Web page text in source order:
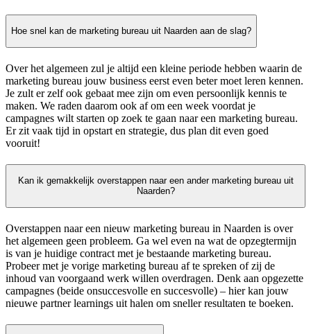
Hoe snel kan de marketing bureau uit Naarden aan de slag?
Over het algemeen zul je altijd een kleine periode hebben waarin de
marketing bureau jouw business eerst even beter moet leren kennen.
Je zult er zelf ook gebaat mee zijn om even persoonlijk kennis te
maken. We raden daarom ook af om een week voordat je
campagnes wilt starten op zoek te gaan naar een marketing bureau.
Er zit vaak tijd in opstart en strategie, dus plan dit even goed
vooruit!
Kan ik gemakkelijk overstappen naar een ander marketing bureau uit
Naarden?
Overstappen naar een nieuw marketing bureau in Naarden is over
het algemeen geen probleem. Ga wel even na wat de opzegtermijn
is van je huidige contract met je bestaande marketing bureau.
Probeer met je vorige marketing bureau af te spreken of zij de
inhoud van voorgaand werk willen overdragen. Denk aan opgezette
campagnes (beide onsuccesvolle en succesvolle) – hier kan jouw
nieuwe partner learnings uit halen om sneller resultaten te boeken.